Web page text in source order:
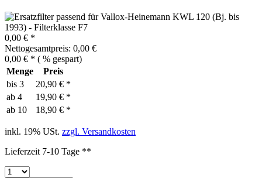
0,00 € *
Nettogesamtpreis: 0,00 €
0,00 € * ( % gespart)
Menge
Preis
bis 3
20,90 € *
ab 4
19,90 € *
ab 10 18,90 € *
inkl. 19% USt. zzgl. Versandkosten
Lieferzeit 7-10 Tage **